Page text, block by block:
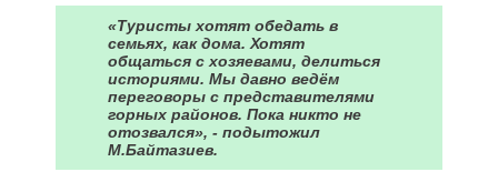
«Туристы хотят обедать в
семьях, как дома. Хотят
общаться с хозяевами, делиться
историями. Мы давно ведём
переговоры с представителями
горных районов. Пока никто не
отозвался», - подытожил
М.Байтазиев.